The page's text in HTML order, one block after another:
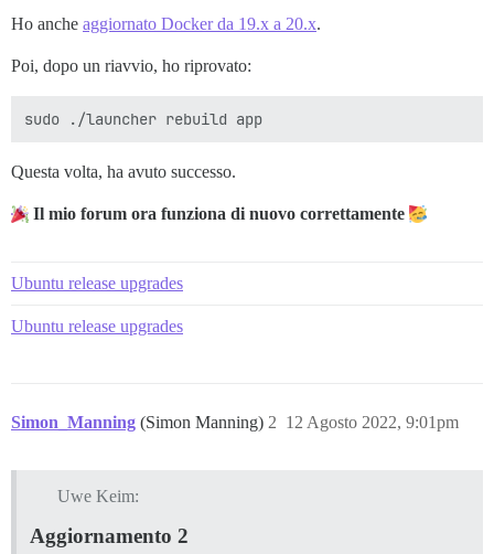
Ho anche aggiornato Docker da 19.x a 20.x.
Poi, dopo un riavvio, ho riprovato:
Questa volta, ha avuto successo.
Il mio forum ora funziona di nuovo correttamente
Ubuntu release upgrades
Ubuntu release upgrades
Simon_Manning (Simon Manning) 12 Agosto 2022, 9:01pm
2
Uwe Keim:
Aggiornamento 2